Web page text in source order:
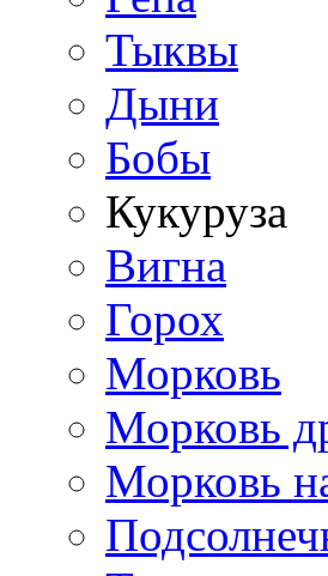
Тыквы
Дыни
Бобы
Кукуруза
Вигна
Горох
Морковь
Морковь
Морковь